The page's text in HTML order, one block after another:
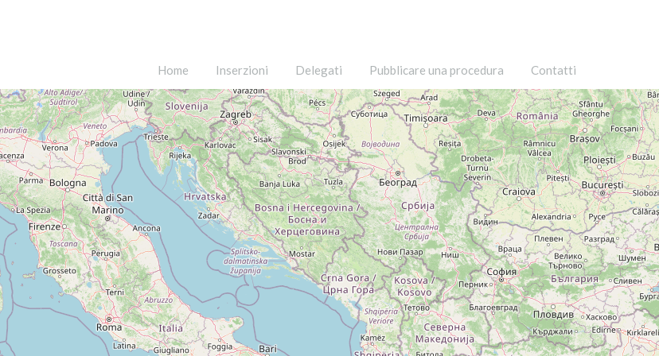
Home Inserzioni Delegati Pubblicare una procedura Contatti